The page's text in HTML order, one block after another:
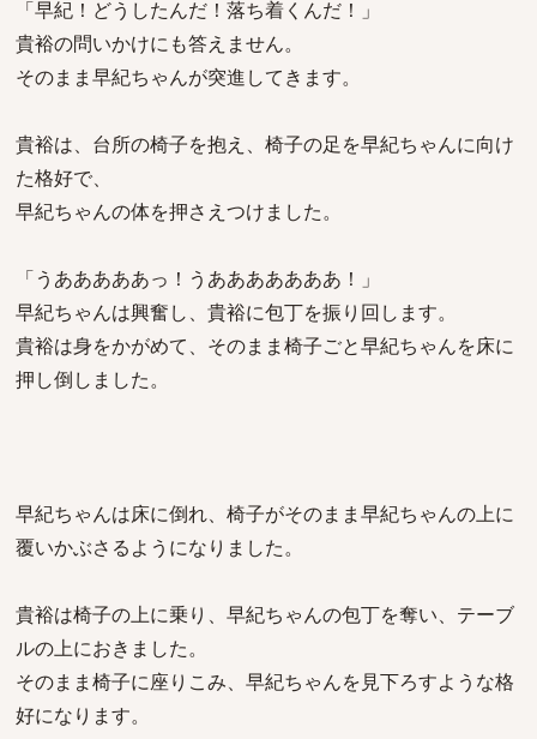
「早紀！どうしたんだ！落ち着くんだ！」
貴裕の問いかけにも答えません。
そのまま早紀ちゃんが突進してきます。
貴裕は、台所の椅子を抱え、椅子の足を早紀ちゃんに向け
た格好で、
早紀ちゃんの体を押さえつけました。
「うあああああっ！うあああああああ！」
早紀ちゃんは興奮し、貴裕に包丁を振り回します。
貴裕は身をかがめて、そのまま椅子ごと早紀ちゃんを床に
押し倒しました。
早紀ちゃんは床に倒れ、椅子がそのまま早紀ちゃんの上に
覆いかぶさるようになりました。
貴裕は椅子の上に乗り、早紀ちゃんの包丁を奪い、テーブ
ルの上におきました。
そのまま椅子に座りこみ、早紀ちゃんを見下ろすような格
好になります。